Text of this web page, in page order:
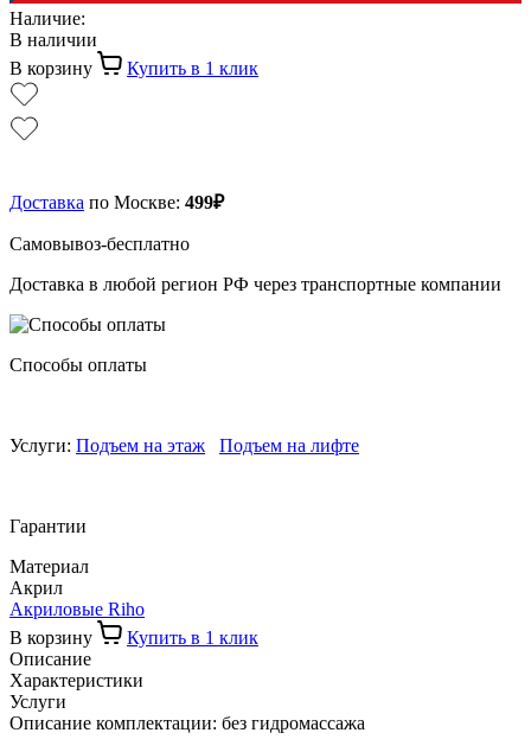
Наличие:
В наличии
В корзину
Купить в 1 клик
Доставка по Москве: 499₽
Самовывоз-бесплатно
Доставка в любой регион РФ через транспортные компании
Способы оплаты
Услуги: Подъем на этаж Подъем на лифте
Гарантии
Материал
Акрил
Акриловые Riho
В корзину
Купить в 1 клик
Описание
Характеристики
Услуги
Описание комплектации: без гидромассажа